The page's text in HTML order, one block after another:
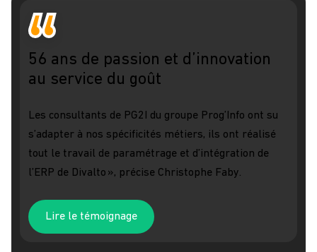
56 ans de passion et d’innovation
au service du goût
Les consultants de PG2I du groupe Prog’Info ont su
s’adapter à nos spécificités métiers, ils ont réalisé
tout le travail de paramétrage et d’intégration de
l’ERP de Divalto », précise Christophe Faby.
Lire le témoignage